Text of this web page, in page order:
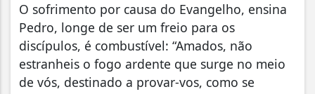
O sofrimento por causa do Evangelho, ensina
Pedro, longe de ser um freio para os
discípulos, é combustível: “Amados, não
estranheis o fogo ardente que surge no meio
de vós, destinado a provar-vos, como se